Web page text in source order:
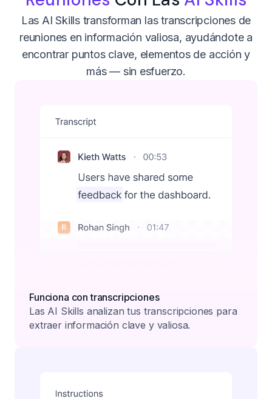
Las AI Skills transforman las transcripciones de
reuniones en información valiosa, ayudándote a
encontrar puntos clave, elementos de acción y
más — sin esfuerzo.
Funciona con transcripciones
Las AI Skills analizan tus transcripciones para
extraer información clave y valiosa.